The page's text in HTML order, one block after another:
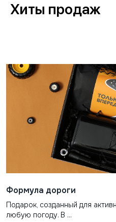
Хиты продаж
Формула дороги
Подарок, созданный для
любую погоду. В ...